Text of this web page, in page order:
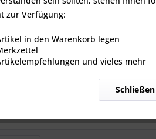
A2
Hülsenversand €
5,00 € *
zur Verfügung:
in den Warenkorb legen
und vieles mehr
Schließen